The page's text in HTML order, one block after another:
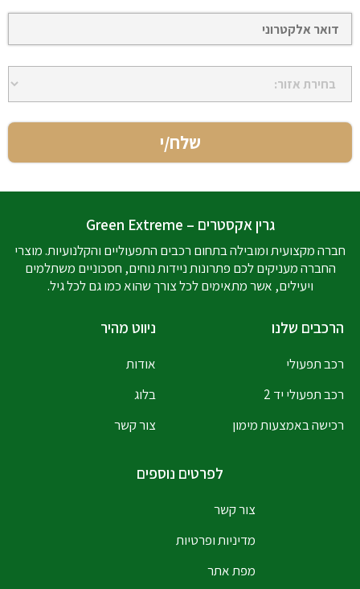
גרין אקסטרים – Green Extreme
חברה מקצועית ומובילה בתחום רכבים התפעוליים והקלנועיות. מוצרי
החברה מעניקים לכם פתרונות ניידות נוחים, חסכוניים משתלמים
ויעילים, אשר מתאימים לכל צורך שהוא כמו גם לכל גיל.
הרכבים שלנו
רכב תפעולי
רכב תפעולי יד 2
רכישה באמצעות מימון
ניווט מהיר
אודות
בלוג
צור קשר
לפרטים נוספים
צור קשר
מדיניות ופרטיות
מפת אתר